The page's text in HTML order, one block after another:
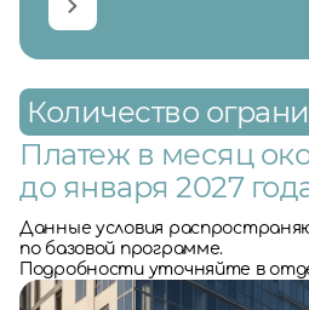
Количество
Платеж в месяц
до января 2027
Данные условия
по базовой программе.
Подробности уточняйте в